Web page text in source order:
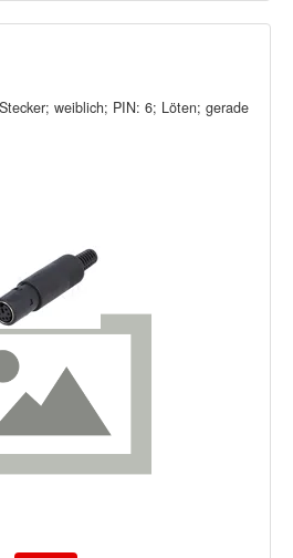
weiblich; PIN: 6; Löten; gerade